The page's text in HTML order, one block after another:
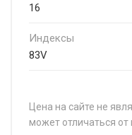
16
Индексы
83V
Цена на сайте не
может отличаться от